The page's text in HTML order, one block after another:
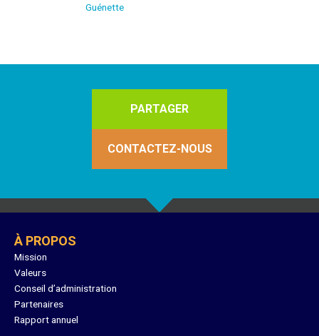
Guénette
PARTAGER
CONTACTEZ-NOUS
À PROPOS
Mission
Valeurs
Conseil d’administration
Partenaires
Rapport annuel